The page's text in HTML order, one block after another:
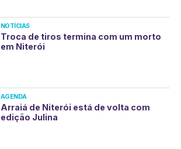
NOTÍCIAS
Troca de tiros termina com um morto
em Niterói
AGENDA
Arraiá de Niterói está de volta com
edição Julina